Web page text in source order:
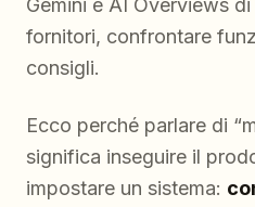
Gemini e AI Overviews
fornitori, confrontare
consigli.
Ecco perché parlare di
significa inseguire il
impostare un sistema: